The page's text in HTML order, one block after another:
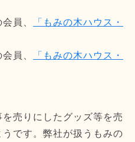
会員、
「もみの木ハウス・
会員、
「もみの木ハウス・
売りにしたグッズ等を売
です。弊社が扱うもみの